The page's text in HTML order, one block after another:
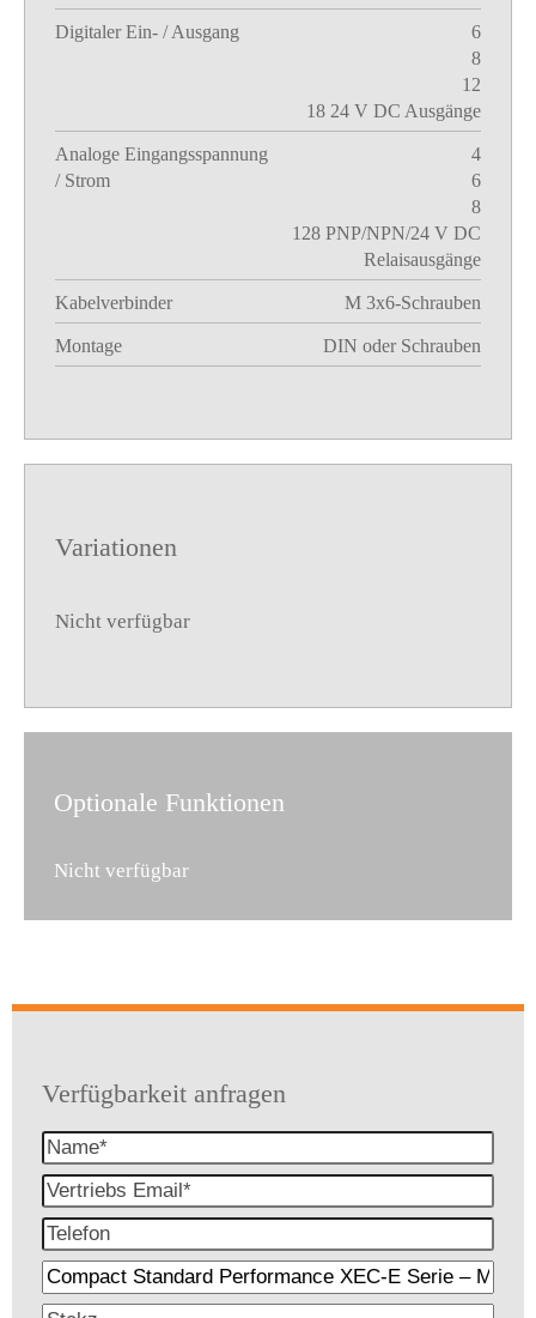
Digitaler Ein- / Ausgang
6
8
12
18 24 V DC Ausgänge
Analoge Eingangsspannung
/ Strom
4
6
8
128 PNP/NPN/24 V DC
Relaisausgänge
Kabelverbinder M 3x6-Schrauben
Montage DIN oder Schrauben
Variationen
Nicht verfügbar
Optionale Funktionen
Nicht verfügbar
Verfügbarkeit anfragen